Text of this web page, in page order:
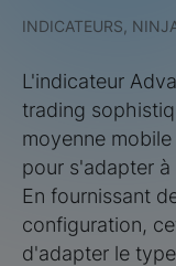
INDICATEURS,
L'indicateur
trading
moyenne
pour s'adapter
En fournissant
configuration,
d'adapter le